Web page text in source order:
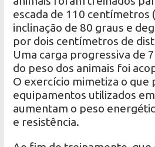
escada de 110 centímetros
inclinação de 80 graus e
por dois centímetros de
Uma carga progressiva de
do peso dos animais foi
O exercício mimetiza o que
equipamentos utilizados
aumentam o peso
e resistência.